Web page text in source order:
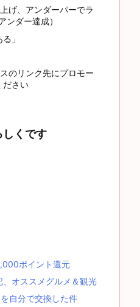
げ、アンダーパーでラ
ダー達成）
」
のリンク先にプロモー
ださい
くです
ポイント還元
オススメグルメ＆観光
自分で交換した件